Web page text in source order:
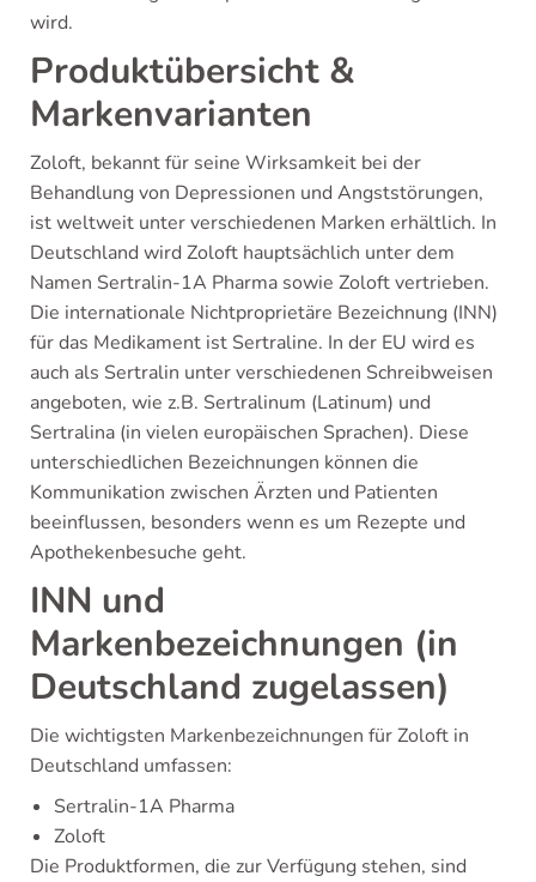
wird.
Produktübersicht &
Markenvarianten
Zoloft, bekannt für seine Wirksamkeit bei der
Behandlung von Depressionen und Angststörungen,
ist weltweit unter verschiedenen Marken erhältlich. In
Deutschland wird Zoloft hauptsächlich unter dem
Namen Sertralin-1A Pharma sowie Zoloft vertrieben.
Die internationale Nichtproprietäre Bezeichnung (INN)
für das Medikament ist Sertraline. In der EU wird es
auch als Sertralin unter verschiedenen Schreibweisen
angeboten, wie z.B. Sertralinum (Latinum) und
Sertralina (in vielen europäischen Sprachen). Diese
unterschiedlichen Bezeichnungen können die
Kommunikation zwischen Ärzten und Patienten
beeinflussen, besonders wenn es um Rezepte und
Apothekenbesuche geht.
INN und
Markenbezeichnungen (in
Deutschland zugelassen)
Die wichtigsten Markenbezeichnungen für Zoloft in
Deutschland umfassen:
Sertralin-1A Pharma
Zoloft
Die Produktformen, die zur Verfügung stehen, sind